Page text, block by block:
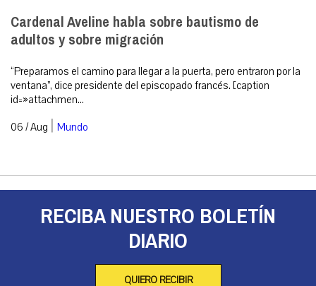
Cardenal Aveline habla sobre bautismo de
adultos y sobre migración
“Preparamos el camino para llegar a la puerta, pero entraron por la
ventana”, dice presidente del episcopado francés. [caption
id=»attachmen...
06 / Aug | Mundo
RECIBA NUESTRO BOLETÍN
DIARIO
QUIERO RECIBIR